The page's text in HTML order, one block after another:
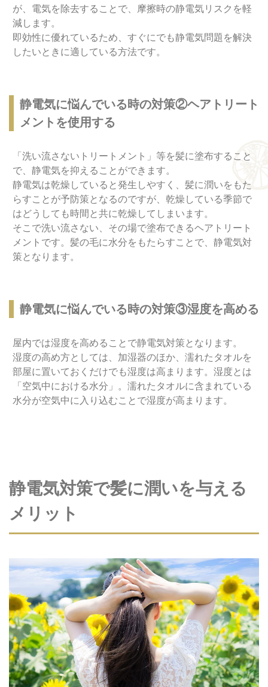
が、電気を除去することで、摩擦時の静電気リスクを軽
減します。
即効性に優れているため、すぐにでも静電気問題を解決
したいときに適している方法です。
静電気に悩んでいる時の対策②ヘアトリート
メントを使用する
「洗い流さないトリートメント」等を髪に塗布すること
で、静電気を抑えることができます。
静電気は乾燥していると発生しやすく、髪に潤いをもた
らすことが予防策となるのですが、乾燥している季節で
はどうしても時間と共に乾燥してしまいます。
そこで洗い流さない、その場で塗布できるヘアトリート
メントです。髪の毛に水分をもたらすことで、静電気対
策となります。
静電気に悩んでいる時の対策③湿度を高める
屋内では湿度を高めることで静電気対策となります。
湿度の高め方としては、加湿器のほか、濡れたタオルを
部屋に置いておくだけでも湿度は高まります。湿度とは
「空気中における水分」。濡れたタオルに含まれている
水分が空気中に入り込むことで湿度が高まります。
静電気対策で髪に潤いを与える
メリット